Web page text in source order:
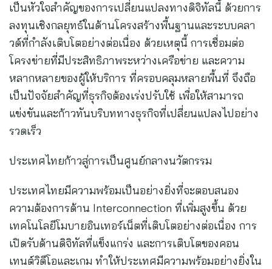
เป็นหัวใจสำคัญของการเปลี่ยนแปลงทางดิจิทัลนี้ ด้วยการ
ลงทุนเชิงกลยุทธ์ในด้านโครงสร้างพื้นฐานและระบบคลา
วด์ที่กำลังเติบโตอย่างต่อเนื่อง ด้วยเหตุนี้ การเชื่อมต่อ
โครงข่ายที่มีประสิทธิภาพระหว่างเครือข่าย และความ
หลากหลายของผู้ให้บริการ ที่ครอบคลุมหลายพื้นที่ จึงถือ
เป็นปัจจัยสำคัญที่ธุรกิจต้องเร่งปรับใช้ เพื่อให้สามารถ
แข่งขันและก้าวทันบริบททางธุรกิจที่เปลี่ยนแปลงไปอย่าง
รวดเร็ว
ประเทศไทยก้าวสู่การเป็นศูนย์กลางนวัตกรรม
ประเทศไทยมีความพร้อมเป็นอย่างยิ่งที่จะตอบสนอง
ความต้องการด้าน Interconnection ที่เพิ่มสูงขึ้น ด้วย
เทคโนโลยีโมบายอินเทอร์เน็ตที่เติบโตอย่างต่อเนื่อง การ
เปิดรับด้านดิจิทัลที่แข็งแกร่ง และการเติบโตของคอน
เทนต์วิดีโอและเกม ทำให้ประเทศมีความพร้อมอย่างยิ่งใน